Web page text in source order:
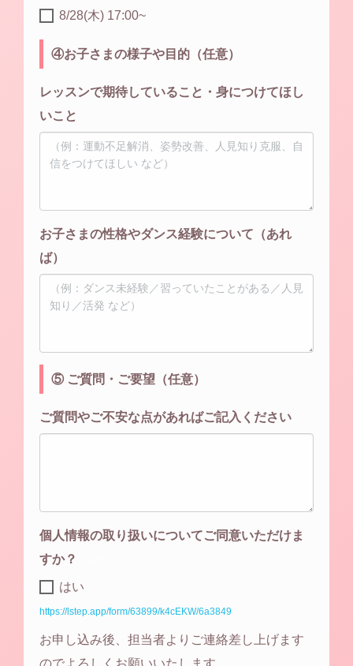
8/28(木) 17:00~
④お子さまの様子や目的（任意）
レッスンで期待していること・身につけてほし
いこと
お子さまの性格やダンス経験について（あれ
ば）
⑤ ご質問・ご要望（任意）
ご質問やご不安な点があればご記入ください
個人情報の取り扱いについてご同意いただけま
すか？
はい
https://lstep.app/form/63899/k4cEKW/6a3849
お申し込み後、担当者よりご連絡差し上げます
のでよろしくお願いいたします。